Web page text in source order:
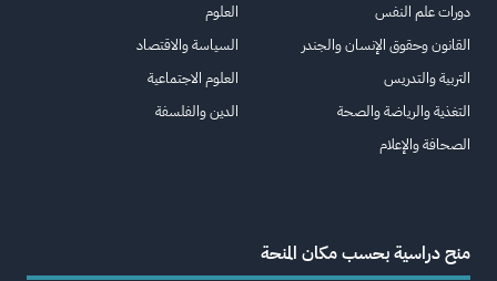
دورات علم النفس
القانون وحقوق الإنسان والجندر
التربية والتدريس
التغذية والرياضة والصحة
الصحافة والإعلام
العلوم
السياسة والاقتصاد
العلوم الاجتماعية
الدين والفلسفة
منح دراسية بحسب مكان المنحة